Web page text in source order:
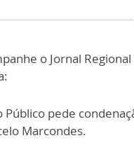
o Jornal
Público pede
Marcondes.